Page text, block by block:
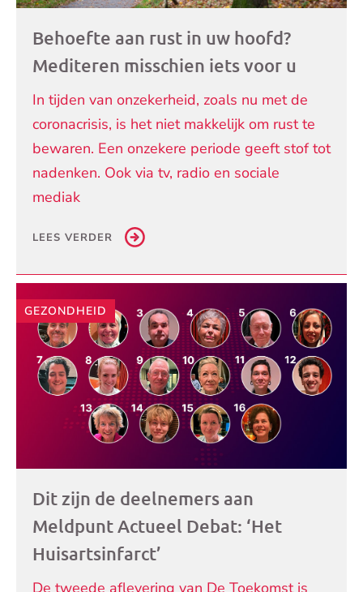
Behoefte aan rust in uw hoofd?
Mediteren misschien iets voor u
In tijden van onzekerheid, zoals nu met de
coronacrisis, is het niet makkelijk om rust te
bewaren. Een onzekere periode geeft stof tot
nadenken. Ook via tv, radio en sociale
mediak
LEES VERDER
GEZONDHEID
Dit zijn de deelnemers aan
Meldpunt Actueel Debat: ‘Het
Huisartsinfarct’